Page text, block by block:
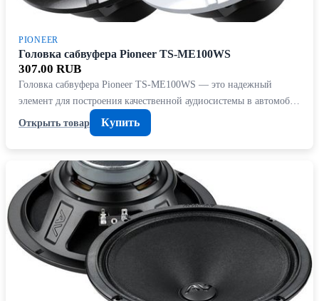
PIONEER
Головка сабвуфера Pioneer TS-ME100WS
307.00 RUB
Головка сабвуфера Pioneer TS-ME100WS — это надежный
элемент для построения качественной аудиосистемы в автомоб…
Открыть товар
Купить